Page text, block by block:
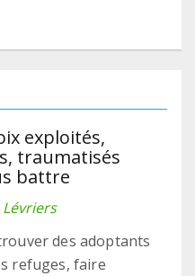
exploités,
traumatisés
battre
des adoptants
refuges, faire